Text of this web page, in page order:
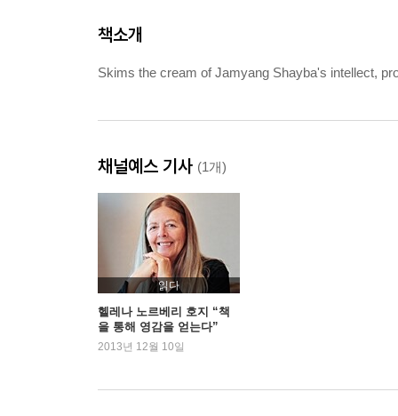
책소개
Skims the cream of Jamyang Shayba's intellect,
채널예스 기사 (1개)
읽다
헬레나 노르베리 호지 “책
을 통해 영감을 얻는다”
2013년 12월 10일